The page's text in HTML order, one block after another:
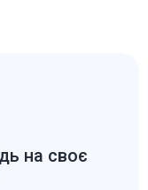
на своє